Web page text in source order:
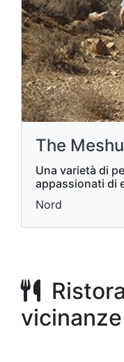
The
Una varietà di
appassionati di
Nord
vicinanze